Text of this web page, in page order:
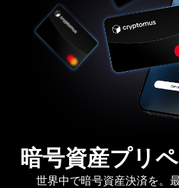
暗号資産プリ
世界中で暗号資産決済を。